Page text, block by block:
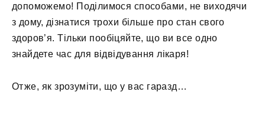
допоможемо! Поділимося способами, не виходячи
з дому, дізнатися трохи більше про стан свого
здоров’я. Тільки пообіцяйте, що ви все одно
знайдете час для відвідування лікаря!
Отже, як зрозуміти, що у вас гаразд…